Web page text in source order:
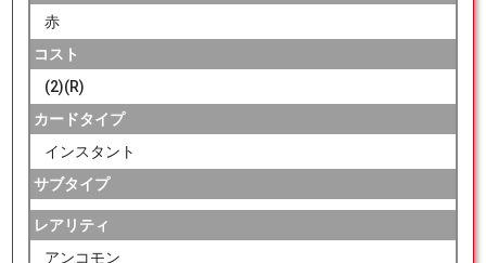
赤
コスト
(2)(R)
カードタイプ
インスタント
サブタイプ
レアリティ
アンコモン